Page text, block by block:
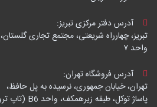
آدرس دفتر مرکزی تبریز:
تبریز، چهارراه شریعتی، مجتمع تجاری گلستان،
واحد ۷
آدرس فروشگاه تهران:
تهران، خیابان جمهوری، نرسیده به پل حافظ،
پاساژ توکل، طبقه زیرهمکف، واحد B6 (تاپ ترونیک)